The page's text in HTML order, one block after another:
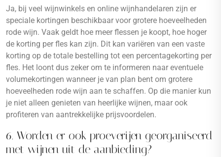
Ja, bij veel wijnwinkels en online wijnhandelaren zijn er
speciale kortingen beschikbaar voor grotere hoeveelheden
rode wijn. Vaak geldt hoe meer flessen je koopt, hoe hoger
de korting per fles kan zijn. Dit kan variëren van een vaste
korting op de totale bestelling tot een percentagekorting per
fles. Het loont dus zeker om te informeren naar eventuele
volumekortingen wanneer je van plan bent om grotere
hoeveelheden rode wijn aan te schaffen. Op die manier kun
je niet alleen genieten van heerlijke wijnen, maar ook
profiteren van aantrekkelijke prijsvoordelen.
6. Worden er ook proeverijen georganiseerd
met wijnen uit de aanbieding?